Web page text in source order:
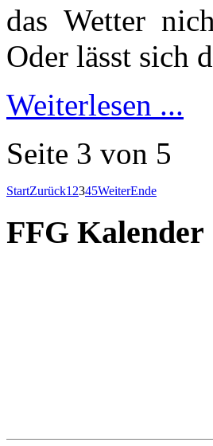
das Wetter
Oder lässt sich
Weiterlesen ...
Seite 3 von 5
StartZurück1 2345WeiterEnde
FFG Kalender